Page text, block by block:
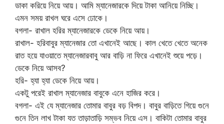
ডাকা করিয়ে নিয়ে আয়। আমি ম্যানেজারকে দিয়ে টাকা আনিয়ে নিচ্ছি।
এমন সময় রাখল ঘরে এসে ঢোকে।
বগলা- রাখাল হরির ম্যানেজারকে ডেকে নিয়ে আয়।
রাখাল- হরিবাবুর ম্যানেজার তো এখানেই আছে। কাল খেতে খেতে অনেক
রাত হয়ে যাওয়াতে ম্যানেজারবাবু আর বাড়ি না ফিরে এখানেই শুয়ে পড়ে।
ডেকে নিয়ে আসব?
হরি- হ্যা হ্যা ডেকে নিয়ে আয়।
একটু পরেই রাখাল ম্যানেজার বাবুকে এনে হাজির করে।
বগলা- এই যে ম্যানেজার তোমার বাবুর বড় বিপদ। বাবুর বাড়িতে গিয়ে গুনে
গুনে তিন লাখ টাকা যত তাড়াতাড়ি সম্ভব নিয়ে এস। বাকিটা তোমার বাবুর